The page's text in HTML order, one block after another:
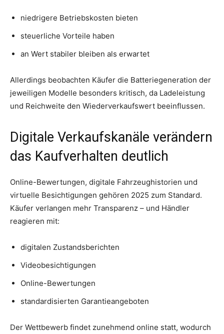
niedrigere Betriebskosten bieten
steuerliche Vorteile haben
an Wert stabiler bleiben als erwartet
Allerdings beobachten Käufer die Batteriegeneration der
jeweiligen Modelle besonders kritisch, da Ladeleistung
und Reichweite den Wiederverkaufswert beeinflussen.
Digitale Verkaufskanäle verändern
das Kaufverhalten deutlich
Online-Bewertungen, digitale Fahrzeughistorien und
virtuelle Besichtigungen gehören 2025 zum Standard.
Käufer verlangen mehr Transparenz – und Händler
reagieren mit:
digitalen Zustandsberichten
Videobesichtigungen
Online-Bewertungen
standardisierten Garantieangeboten
Der Wettbewerb findet zunehmend online statt, wodurch